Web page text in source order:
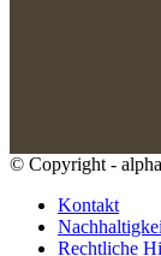
© Copyright - alpha
Kontakt
Rechtliche